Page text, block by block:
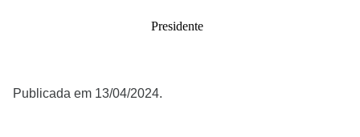
Presidente
Publicada em 13/04/2024.